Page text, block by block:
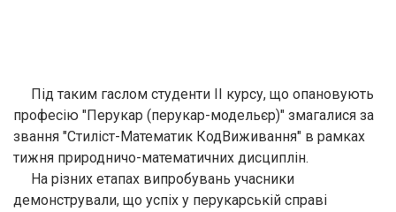
Під таким гаслом студенти ІІ курсу, що опановують
професію "Перукар (перукар-модельєр)" змагалися за
звання "Стиліст-Математик КодВиживання" в рамках
тижня природничо-математичних дисциплін.
На різних етапах випробувань учасники
демонстрували, що успіх у перукарській справі